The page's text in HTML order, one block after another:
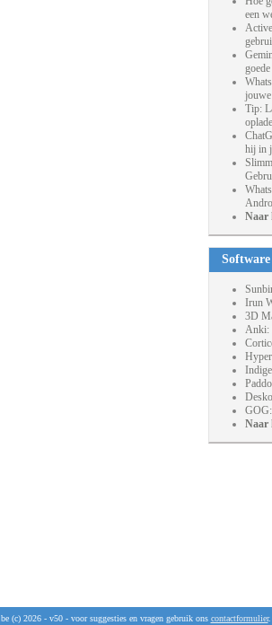
een
Tip:
hij in
Naar
Software
Irun
3D
Anki:
Naar
(c) 2026 - v50 - voor suggesties en vragen gebruik ons contactformulier.